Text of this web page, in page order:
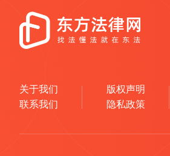
关于我们
联系我们
版权声明
隐私政策